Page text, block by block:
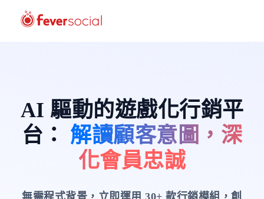
AI 驅動的遊戲化行銷平
台 ： 解讀顧客意圖，深
化會員忠誠
無需程式背景，立即運用 30+ 款行銷模組，創